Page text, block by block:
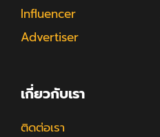
Influencer
Advertiser
เกี่ยวกับเรา
ติดต่อเรา